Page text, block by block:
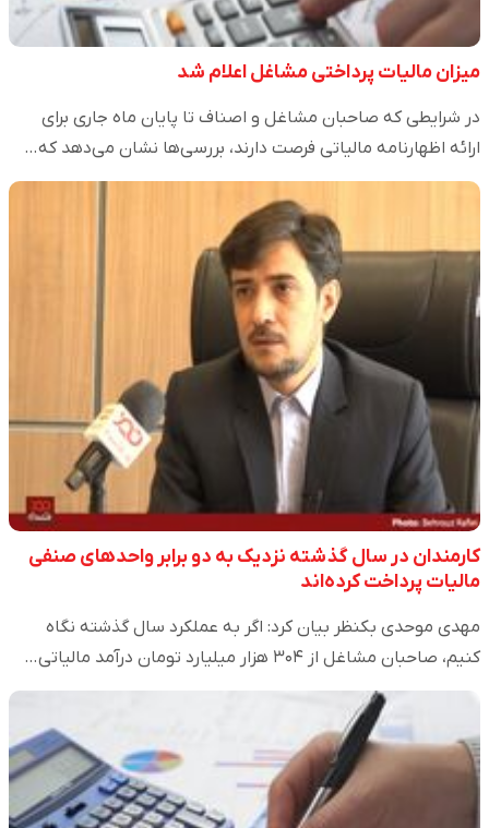
میزان مالیات پرداختی مشاغل اعلام شد
در شرایطی که صاحبان مشاغل و اصناف تا پایان ماه جاری برای
ارائه اظهارنامه مالیاتی فرصت دارند، بررسی‌ها نشان می‌دهد که…
کارمندان در سال گذشته نزدیک به دو برابر واحدهای صنفی
مالیات پرداخت کرده‌اند
مهدی موحدی بکنظر بیان کرد: اگر به عملکرد سال گذشته نگاه
کنیم، صاحبان مشاغل از ۳۰۴ هزار میلیارد تومان درآمد مالیاتی…